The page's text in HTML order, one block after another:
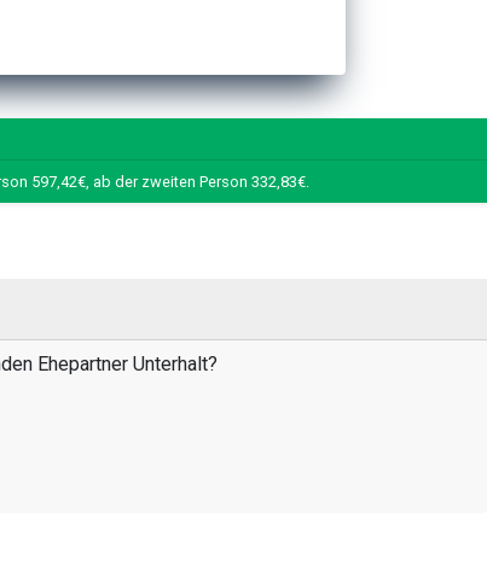
597,42€, ab der zweiten Person 332,83€.
Ehepartner Unterhalt?